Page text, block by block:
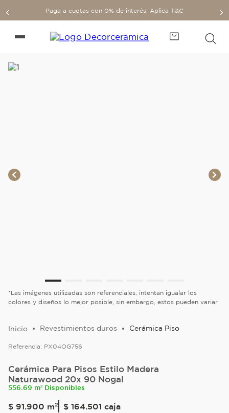
Paga a cuotas con 0% de interés. Aplica T&C
*Las imágenes utilizadas son referenciales, intentan igualar los
colores y diseños lo mejor posible, sin embargo, estos pueden variar
Revestimientos duros Cerámica Piso
Referencia: PX04OG756
Cerámica Para Pisos Estilo Madera
Naturawood 20x 90 Nogal
556.69 m² Disponibles
$ 91.900 m² $ 164.501 caja